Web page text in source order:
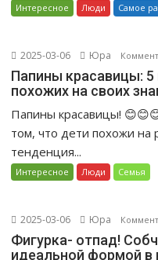
Интересное Люди Самое
2025-03-06 Юра
Папины красавицы: 5
похожих на своих
Папины красавицы!
том, что дети похожи на
тенденция...
Интересное Люди Семья
2025-03-06 Юра
Фигурка- отпад!
идеальной формой